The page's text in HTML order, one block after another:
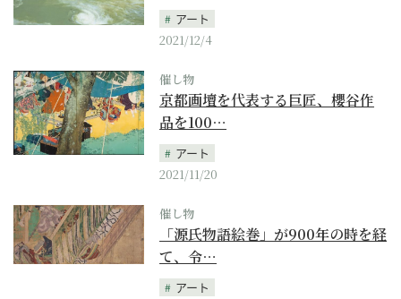
アート
2021/12/4
催し物
京都画壇を代表する巨匠、櫻谷作
品を100…
アート
2021/11/20
催し物
「源氏物語絵巻」が900年の時を経
て、令…
アート